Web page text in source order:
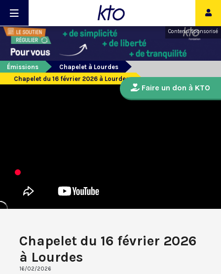
Contenu sponsorisé
Émissions
Chapelet à Lourdes
Chapelet du 16 février 2026 à Lourdes
Chapelet du 16 février 2026
à Lourdes
16/02/2026
Faire un don à KTO